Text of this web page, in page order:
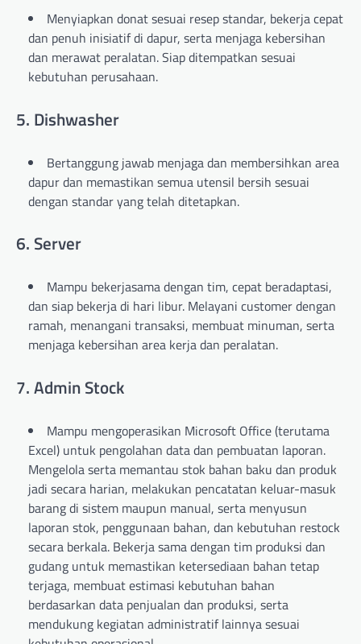
Menyiapkan donat sesuai resep standar, bekerja cepat
dan penuh inisiatif di dapur, serta menjaga kebersihan
dan merawat peralatan. Siap ditempatkan sesuai
kebutuhan perusahaan.
5. Dishwasher
Bertanggung jawab menjaga dan membersihkan area
dapur dan memastikan semua utensil bersih sesuai
dengan standar yang telah ditetapkan.
6. Server
Mampu bekerjasama dengan tim, cepat beradaptasi,
dan siap bekerja di hari libur. Melayani customer dengan
ramah, menangani transaksi, membuat minuman, serta
menjaga kebersihan area kerja dan peralatan.
7. Admin Stock
Mampu mengoperasikan Microsoft Office (terutama
Excel) untuk pengolahan data dan pembuatan laporan.
Mengelola serta memantau stok bahan baku dan produk
jadi secara harian, melakukan pencatatan keluar-masuk
barang di sistem maupun manual, serta menyusun
laporan stok, penggunaan bahan, dan kebutuhan restock
secara berkala. Bekerja sama dengan tim produksi dan
gudang untuk memastikan ketersediaan bahan tetap
terjaga, membuat estimasi kebutuhan bahan
berdasarkan data penjualan dan produksi, serta
mendukung kegiatan administratif lainnya sesuai